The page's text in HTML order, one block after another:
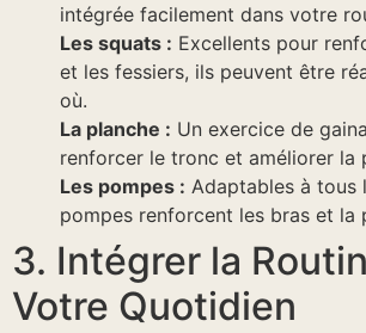
intégrée facilement dans votre
Les squats : Excellents pour
et les fessiers, ils peuvent être
où.
La planche : Un exercice de
renforcer le tronc et améliorer la
Les pompes : Adaptables à tous
pompes renforcent les bras et la
3. Intégrer la
Votre Quotidien